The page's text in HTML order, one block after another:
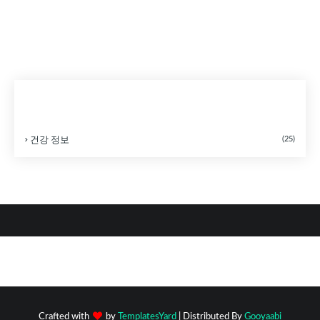
건강 정보 (25)
Crafted with by TemplatesYard | Distributed By Gooyaabi